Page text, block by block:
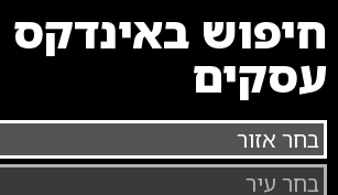
חיפוש באינדקס
עסקים